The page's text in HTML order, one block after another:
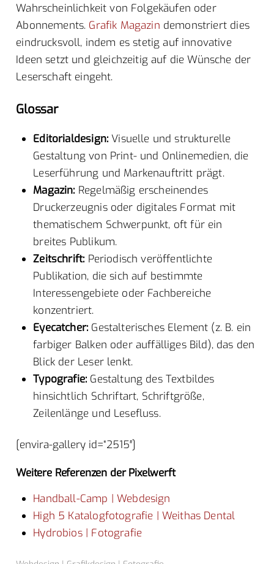
Wahrscheinlichkeit von Folgekäufen oder
Abonnements. Grafik Magazin demonstriert dies
eindrucksvoll, indem es stetig auf innovative
Ideen setzt und gleichzeitig auf die Wünsche der
Leserschaft eingeht.
Glossar
Editorialdesign: Visuelle und strukturelle
Gestaltung von Print- und Onlinemedien, die
Leserführung und Markenauftritt prägt.
Magazin: Regelmäßig erscheinendes
Druckerzeugnis oder digitales Format mit
thematischem Schwerpunkt, oft für ein
breites Publikum.
Zeitschrift: Periodisch veröffentlichte
Publikation, die sich auf bestimmte
Interessengebiete oder Fachbereiche
konzentriert.
Eyecatcher: Gestalterisches Element (z. B. ein
farbiger Balken oder auffälliges Bild), das den
Blick der Leser lenkt.
Typografie: Gestaltung des Textbildes
hinsichtlich Schriftart, Schriftgröße,
Zeilenlänge und Lesefluss.
[envira-gallery id=“2515″]
Weitere Referenzen der Pixelwerft
Handball-Camp | Webdesign
High 5 Katalogfotografie | Weithas Dental
Hydrobios | Fotografie